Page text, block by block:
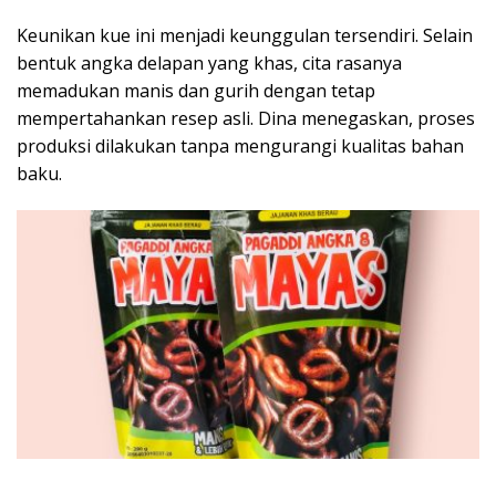
Keunikan kue ini menjadi keunggulan tersendiri. Selain
bentuk angka delapan yang khas, cita rasanya
memadukan manis dan gurih dengan tetap
mempertahankan resep asli. Dina menegaskan, proses
produksi dilakukan tanpa mengurangi kualitas bahan
baku.